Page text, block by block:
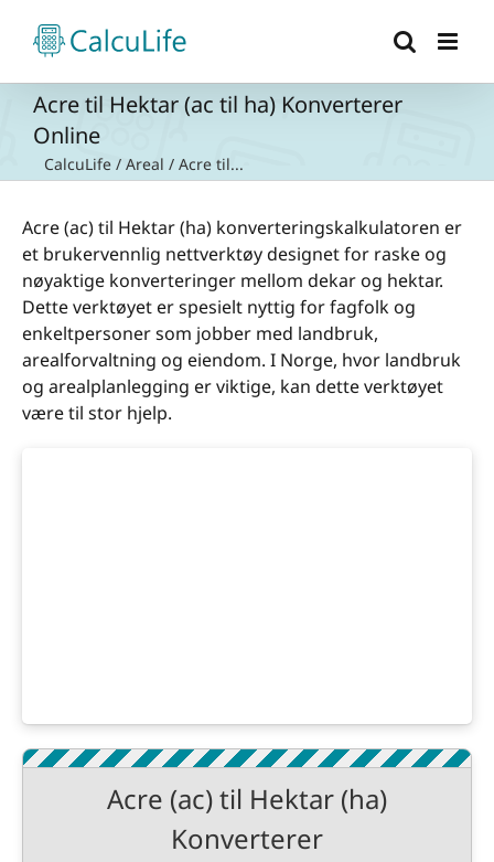
content
Acre til Hektar (ac til ha) Konverterer
Online
CalcuLife / Areal / Acre til...
Acre (ac) til Hektar (ha) konverteringskalkulatoren er
et brukervennlig nettverktøy designet for raske og
nøyaktige konverteringer mellom dekar og hektar.
Dette verktøyet er spesielt nyttig for fagfolk og
enkeltpersoner som jobber med landbruk,
arealforvaltning og eiendom. I Norge, hvor landbruk
og arealplanlegging er viktige, kan dette verktøyet
være til stor hjelp.
Acre (ac) til Hektar (ha)
Konverterer